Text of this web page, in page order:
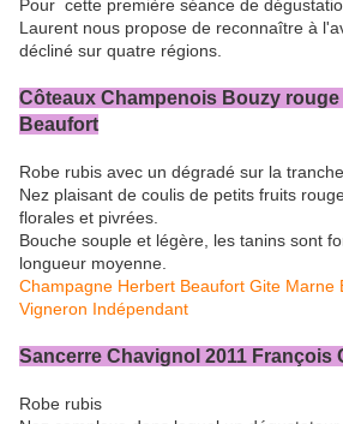
Pour cette première séance de
Laurent nous propose de reconnaître à
décliné sur quatre régions.
Côteaux Champenois Bouzy rouge
Beaufort
Robe rubis avec un dégradé sur la tranche
Nez plaisant de coulis de petits fruits
florales et pivrées.
Bouche souple et légère, les tanins sont
longueur moyenne.
Champagne Herbert Beaufort Gite Marne
Vigneron Indépendant
Sancerre Chavignol 2011 François
Robe rubis